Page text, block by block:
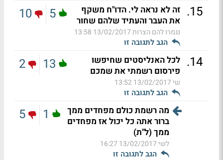
15
. זה לא נראה לי. הדו"ח משקף
את העבר והעתיד שלהם שחור
נגמרו להם הצרות13/02/2017 13:58
הגב לתגובה זו
5
10
14
. לכל האנליסטים שחיפשו
פירסום רשמתי את שמכם
שי13/02/2017 13:52
הגב לתגובה זו
13
2
מה רשמת כולם מפחדים ממך
ברור אתה כל יכול אז מפחדים
ממך (ל"ת)
לשי13/02/2017 16:27
הגב לתגובה זו
1
5